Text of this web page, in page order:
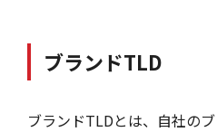
ブランドTLD
ブランドTLDとは、自社の